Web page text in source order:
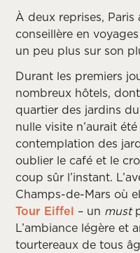
À deux reprises,
conseillère en
un peu plus sur son
Durant les premiers
nombreux hôtels, dont
quartier des jardins
nulle visite n’aurait
contemplation des
oublier le café et le
coup sûr l’instant.
Champs-de-Mars où
Tour Eiffel – un must
L’ambiance légère et
tourtereaux de tous